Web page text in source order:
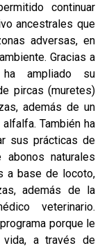
continuar
ancestrales que
adversas, en
Gracias a
ampliado su
pircas (muretes)
además de un
También ha
sus prácticas de
naturales
a base de locoto,
además de la
veterinario.
porque le
vida, a través de